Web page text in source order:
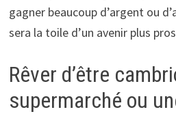
gagner beaucoup d’argent ou
sera la toile d’un avenir plus
Rêver d’être
supermarché ou